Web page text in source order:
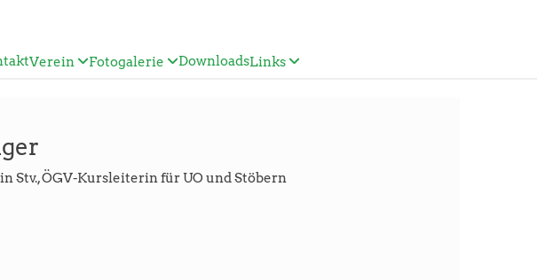
Verein Fotogalerie DownloadsLinks
Stv., ÖGV-Kursleiterin für UO und Stöbern